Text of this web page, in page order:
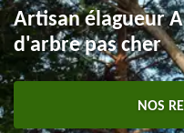
Artisan élagueur
d'arbre pas cher
NOS